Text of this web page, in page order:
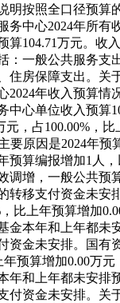
明按照全口径预算
务中心2024年所有
104.71万元。 收
：一般公共服务支
住房保障支出。 关
2024年收入预算情
中心单位收入预算
元，占100.00%，
要原因是2024年预
预算编报增加1人
调增，一般公共预
转移支付资金未安排
比上年预算增加
金本年和上年都未
资金未安排。
国有
年预算增加0.00万
年和上年都未安排
付资金未安排。 关